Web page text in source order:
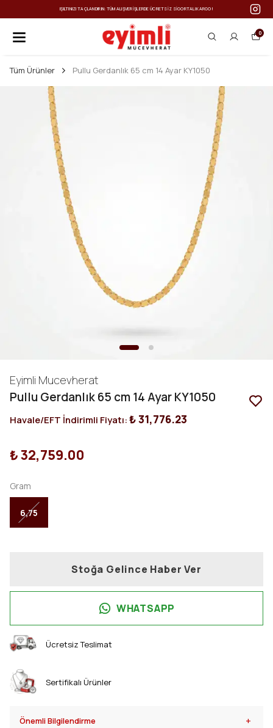
IŞILTINIZI TAÇLANDIRIN: TÜM ALIŞVERIŞLERDE ÜCRETSIZ SIGORTALI KARGO!
0
Tüm Ürünler Pullu Gerdanlık 65 cm 14 Ayar KY1050
Eyimli Mucevherat
Pullu Gerdanlık 65 cm 14 Ayar KY1050
Havale/EFT İndirimli Fiyatı:₺ 31,776.23
₺ 32,759.00
Gram
6,75
Stoğa Gelince Haber Ver
WHATSAPP
Ücretsiz Teslimat
Sertifikalı Ürünler
Önemli Bilgilendirme +